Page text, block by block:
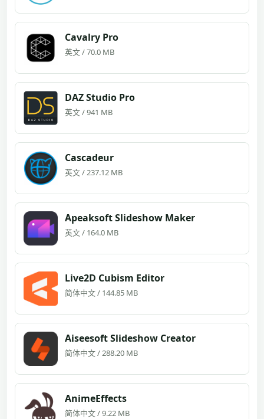
Cavalry Pro
英文 / 70.0 MB
DAZ Studio Pro
英文 / 941 MB
Cascadeur
英文 / 237.12 MB
Apeaksoft Slideshow Maker
英文 / 164.0 MB
Live2D Cubism Editor
简体中文 / 144.85 MB
Aiseesoft Slideshow Creator
简体中文 / 288.20 MB
AnimeEffects
简体中文 / 9.22 MB